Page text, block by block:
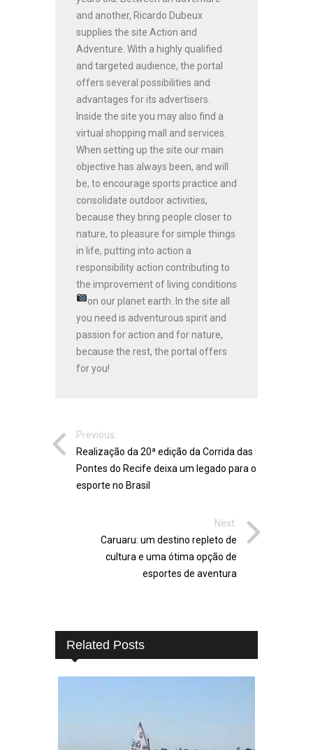
and another, Ricardo Dubeux
supplies the site Action and
Adventure. With a highly qualified
and targeted audience, the portal
offers several possibilities and
advantages for its advertisers.
Inside the site you may also find a
virtual shopping mall and services.
When setting up the site our main
objective has always been, and will
be, to encourage sports practice and
consolidate outdoor activities,
because they bring people closer to
nature, to pleasure for simple things
in life, putting into action a
responsibility action contributing to
the improvement of living conditions
on our planet earth.
In the site all
you need is adventurous spirit and
passion for action and for nature,
because the rest, the portal offers
for you!
Previous:
Realização da 20ª edição da Corrida das
Pontes do Recife deixa um legado para o
esporte no Brasil
Next:
Caruaru: um destino repleto de
cultura e uma ótima opção de
esportes de aventura
Related Posts